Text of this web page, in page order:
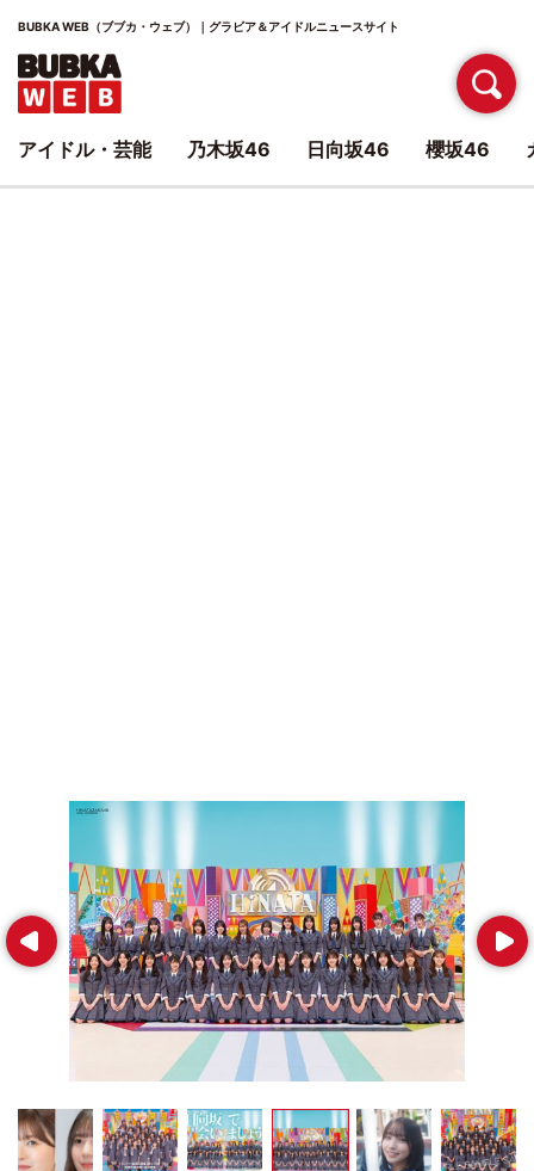
BUBKA WEB（ブブカ・ウェブ）｜グラビア＆アイドルニュースサイト
Prev Next
アイドル・芸能 乃木坂46 日向坂46 櫻坂46